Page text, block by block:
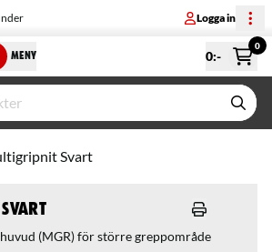
Logga in
MENY 0:-
0
Svart
(MGR) för större greppområde